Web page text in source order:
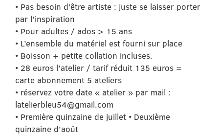
• Pas besoin d’être artiste : juste se laisser porter
par l’inspiration
• Pour adultes / ados > 15 ans
• L’ensemble du matériel est fourni sur place
• Boisson + petite collation incluses.
• 28 euros l’atelier / tarif réduit 135 euros =
carte abonnement 5 ateliers
• réservez votre date « atelier » par mail :
latelierbleu54@gmail.com
• Première quinzaine de juillet • Deuxième
quinzaine d’août